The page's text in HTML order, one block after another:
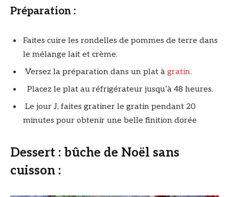
Préparation :
Faites cuire les rondelles de pommes de terre dans
le mélange lait et crème.
Versez la préparation dans un plat à gratin.
Placez le plat au réfrigérateur jusqu’à 48 heures.
Le jour J, faites gratiner le gratin pendant 20
minutes pour obtenir une belle finition dorée
Dessert : bûche de Noël sans
cuisson :